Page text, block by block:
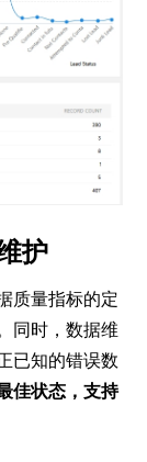
护
质量指标的定
同时，数据维
已知的错误数
佳状态，支持